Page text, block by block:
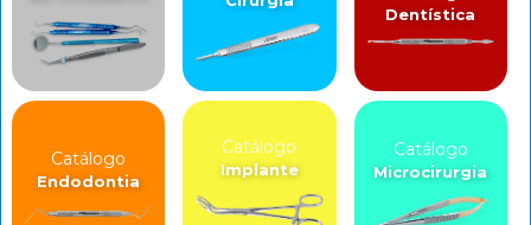
Dentística
Catálogo
Endodontia
Catálogo
Implante
Catálogo
Microcirurgia